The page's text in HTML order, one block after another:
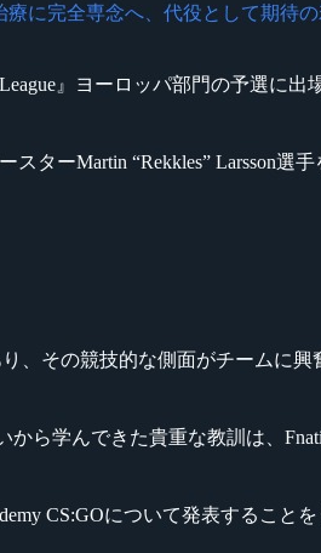
に完全専念へ、代役として期待の
』ヨーロッパ部門の予選に出
スターMartin “Rekkles” Larsson選
、その競技的な側面がチームに
から学んできた貴重な教訓は、
CS:GOについて発表するこ